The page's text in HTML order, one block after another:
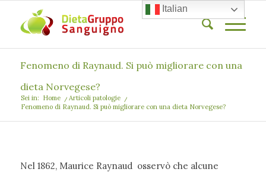
Fenomeno di Raynaud. Si può migliorare con una
dieta Norvegese?
Sei in: Home / Articoli patologie
/
Fenomeno di Raynaud. Si può migliorare con una dieta Norvegese?
Nel 1862, Maurice Raynaud osservò che alcune
Italian